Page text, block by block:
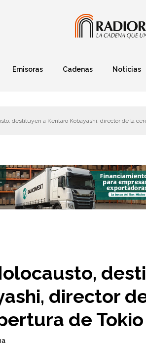
Emisoras Cadenas Noticias
destituyen a Kentaro Kobayashi, director de la
director
de